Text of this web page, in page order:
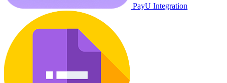
PayU Integration